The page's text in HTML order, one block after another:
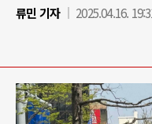
류민 기자
2025.04.16.